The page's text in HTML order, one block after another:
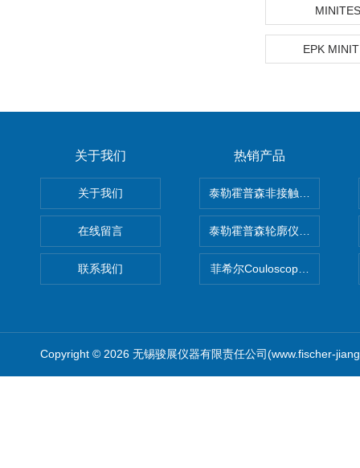
EPK
关于我们
关于我们
在线留言
联系我们
热销产品
泰勒霍普森非接触式轮廓仪
泰勒霍普森轮廓仪|TAYLOR
菲希尔Couloscope CMS2电
Copyright © 2026 无锡骏展仪器有限责任公司(www.fischer-